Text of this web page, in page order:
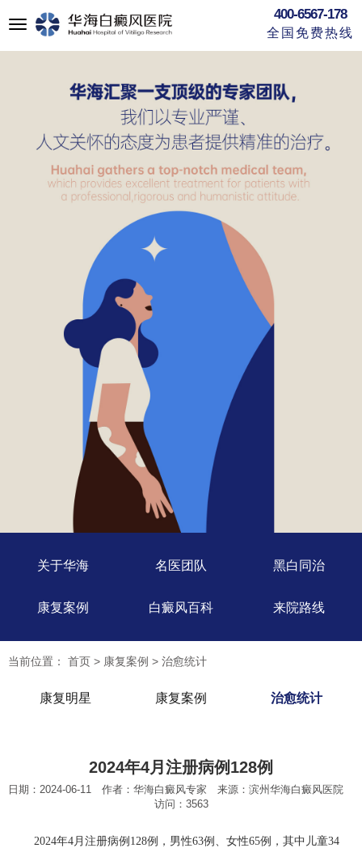
切
400-6567-178
全国免费热线
关于华海 名医团队 黑白同治
康复案例 白癜风百科 来院路线
当前位置： 首页 > 康复案例 > 治愈统计
康复明星 康复案例 治愈统计
2024年4月注册病例128例
日期：2024-06-11 作者：华海白癜风专家 来源：滨州华海白癜风医院
访问：3563
2024年4月注册病例128例，男性63例、女性65例，其中儿童34